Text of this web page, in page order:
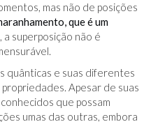
mas não de posições
que é um
, a superposição não é
quânticas e suas diferentes
Apesar de suas
que possam
umas das outras, embora